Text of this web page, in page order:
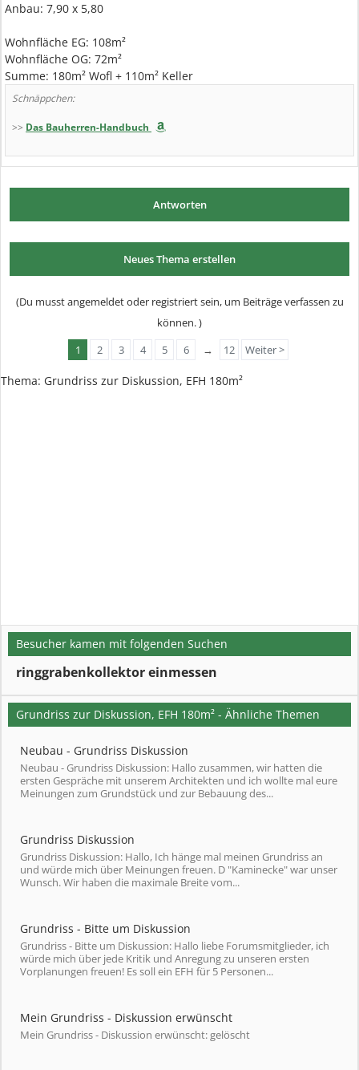
Anbau: 7,90 x 5,80
Wohnfläche EG: 108m²
Wohnfläche OG: 72m²
Summe: 180m² Wofl + 110m² Keller
Schnäppchen:
>> Das Bauherren-Handbuch
Antworten
Neues Thema erstellen
(Du musst angemeldet oder registriert sein, um Beiträge verfassen zu
können. )
1
2 3 4 5 6 → 12 Weiter >
Thema: Grundriss zur Diskussion, EFH 180m²
Besucher kamen mit folgenden Suchen
ringgrabenkollektor einmessen
Grundriss zur Diskussion, EFH 180m² - Ähnliche Themen
Neubau - Grundriss Diskussion
Neubau - Grundriss Diskussion: Hallo zusammen, wir hatten die
ersten Gespräche mit unserem Architekten und ich wollte mal eure
Meinungen zum Grundstück und zur Bebauung des...
Grundriss Diskussion
Grundriss Diskussion: Hallo, Ich hänge mal meinen Grundriss an
und würde mich über Meinungen freuen. D "Kaminecke" war unser
Wunsch. Wir haben die maximale Breite vom...
Grundriss - Bitte um Diskussion
Grundriss - Bitte um Diskussion: Hallo liebe Forumsmitglieder, ich
würde mich über jede Kritik und Anregung zu unseren ersten
Vorplanungen freuen! Es soll ein EFH für 5 Personen...
Mein Grundriss - Diskussion erwünscht
Mein Grundriss - Diskussion erwünscht: gelöscht